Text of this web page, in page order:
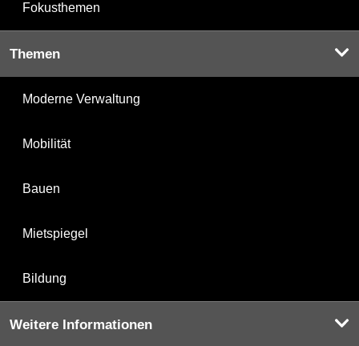
Fokusthemen
Themen
Moderne Verwaltung
Mobilität
Bauen
Mietspiegel
Bildung
Weitere Informationen